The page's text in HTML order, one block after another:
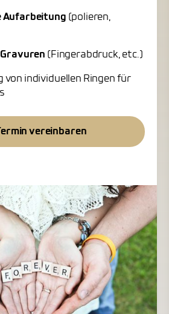
Aufarbeitung (polieren,
(Fingerabdruck, etc.)
von individuellen Ringen für
Termin vereinbaren